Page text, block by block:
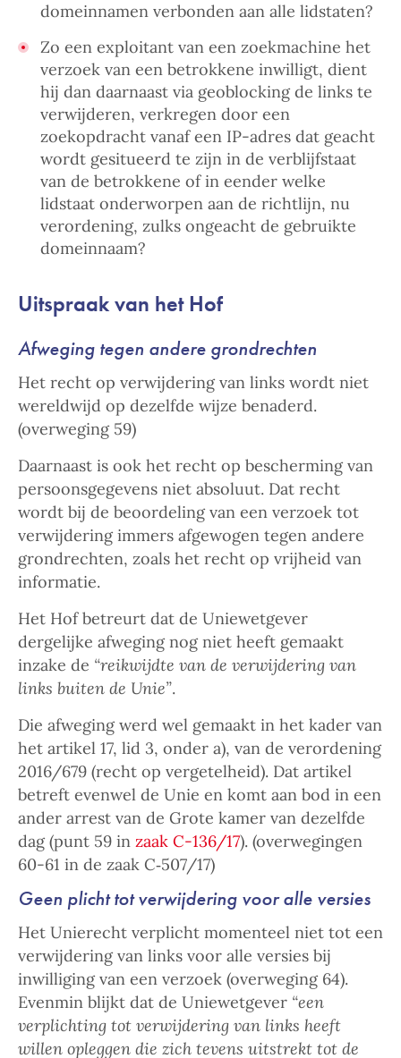
domeinnamen verbonden aan alle lidstaten?
Zo een exploitant van een zoekmachine het
verzoek van een betrokkene inwilligt, dient
hij dan daarnaast via geoblocking de links te
verwijderen, verkregen door een
zoekopdracht vanaf een IP-adres dat geacht
wordt gesitueerd te zijn in de verblijfstaat
van de betrokkene of in eender welke
lidstaat onderworpen aan de richtlijn, nu
verordening, zulks ongeacht de gebruikte
domeinnaam?
Uitspraak van het Hof
Afweging tegen andere grondrechten
Het recht op verwijdering van links wordt niet
wereldwijd op dezelfde wijze benaderd.
(overweging 59)
Daarnaast is ook het recht op bescherming van
persoonsgegevens niet absoluut. Dat recht
wordt bij de beoordeling van een verzoek tot
verwijdering immers afgewogen tegen andere
grondrechten, zoals het recht op vrijheid van
informatie.
Het Hof betreurt dat de Uniewetgever
dergelijke afweging nog niet heeft gemaakt
inzake de “reikwijdte van de verwijdering van
links buiten de Unie”.
Die afweging werd wel gemaakt in het kader van
het artikel 17, lid 3, onder a), van de verordening
2016/679 (recht op vergetelheid). Dat artikel
betreft evenwel de Unie en komt aan bod in een
ander arrest van de Grote kamer van dezelfde
dag (punt 59 in zaak C-136/17). (overwegingen
60-61 in de zaak C‑507/17)
Geen plicht tot verwijdering voor alle versies
Het Unierecht verplicht momenteel niet tot een
verwijdering van links voor alle versies bij
inwilliging van een verzoek (overweging 64).
Evenmin blijkt dat de Uniewetgever “een
verplichting tot verwijdering van links heeft
willen opleggen die zich tevens uitstrekt tot de